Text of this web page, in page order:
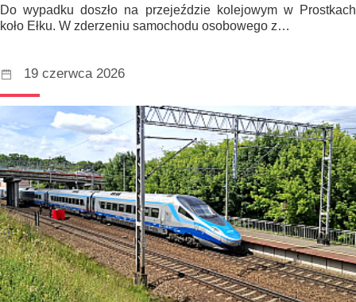
Do wypadku doszło na przejeździe kolejowym w Prostkach
koło Ełku. W zderzeniu samochodu osobowego z…
19 czerwca 2026